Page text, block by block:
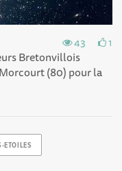
43 1
Bretonvillois
(80) pour la
ETOILES